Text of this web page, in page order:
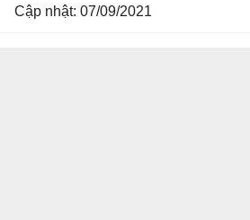
Cập nhật: 07/09/2021